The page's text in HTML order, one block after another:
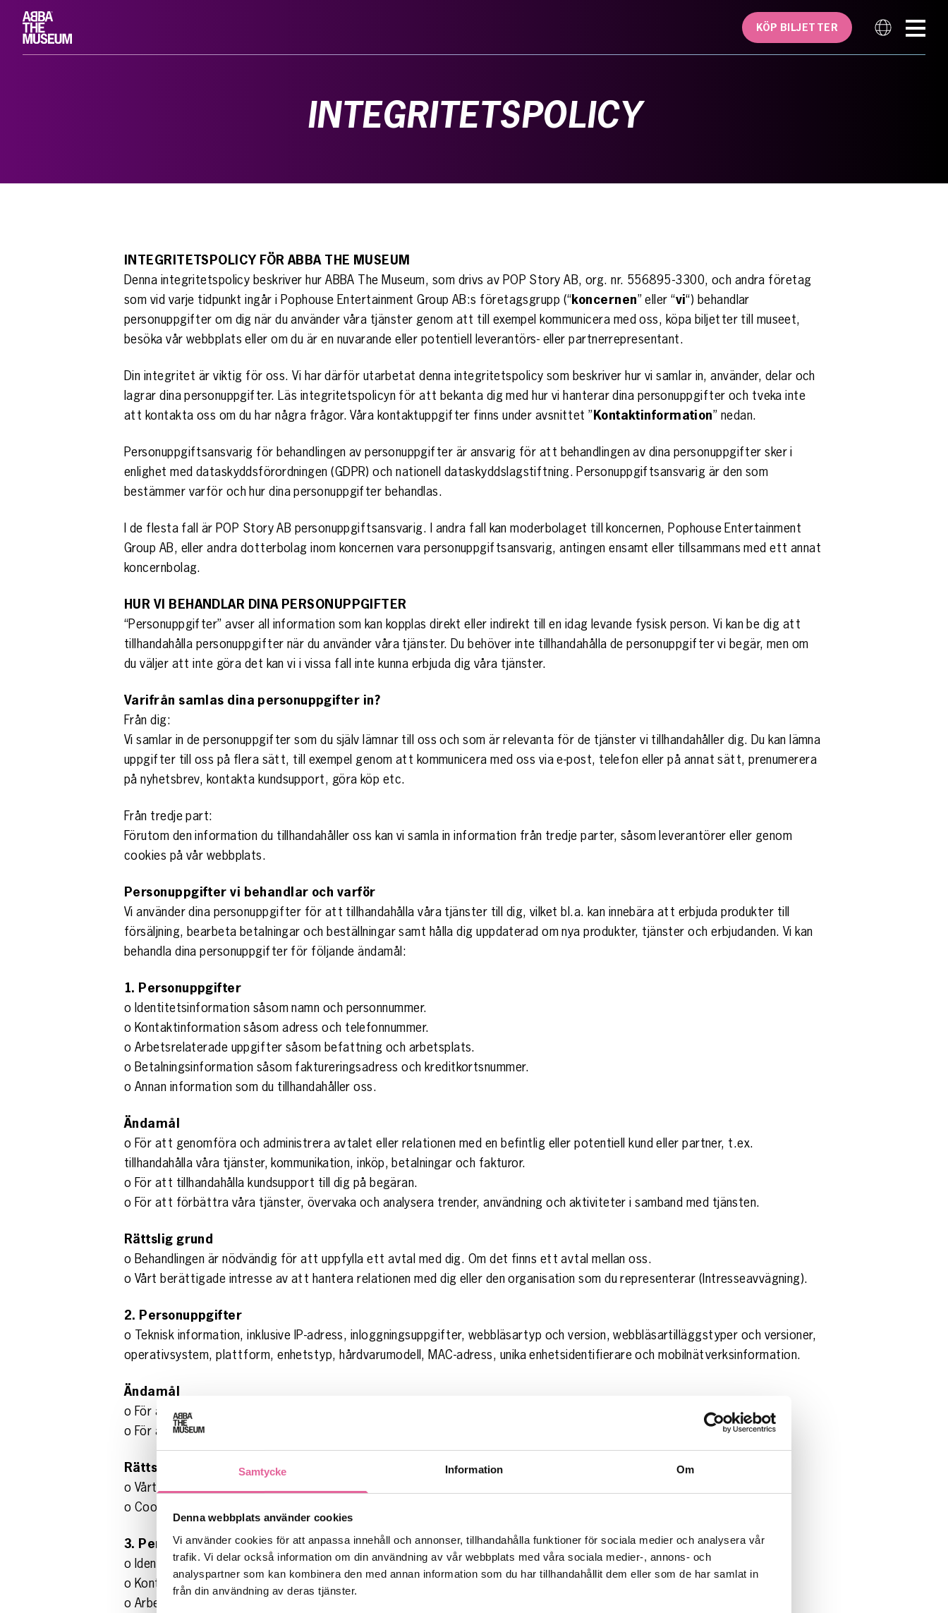
Samtycke Information Om
Denna webbplats använder cookies
Vi använder cookies för att anpassa innehåll och annonser, tillhandahålla funktioner för sociala medier och analysera vår
trafik. Vi delar också information om din användning av vår webbplats med våra sociala medier-, annons- och
analyspartner som kan kombinera den med annan information som du har tillhandahållit dem eller som de har samlat in
från din användning av deras tjänster.
KÖP BILJETTER
INTEGRITETSPOLICY
INTEGRITETSPOLICY FÖR ABBA THE MUSEUM
Denna integritetspolicy beskriver hur ABBA The Museum, som drivs av POP Story AB, org. nr. 556895-3300, och andra företag
som vid varje tidpunkt ingår i Pophouse Entertainment Group AB:s företagsgrupp (“koncernen” eller “vi“) behandlar
personuppgifter om dig när du använder våra tjänster genom att till exempel kommunicera med oss, köpa biljetter till museet,
besöka vår webbplats eller om du är en nuvarande eller potentiell leverantörs- eller partnerrepresentant.
Din integritet är viktig för oss. Vi har därför utarbetat denna integritetspolicy som beskriver hur vi samlar in, använder, delar och
lagrar dina personuppgifter. Läs integritetspolicyn för att bekanta dig med hur vi hanterar dina personuppgifter och tveka inte
att kontakta oss om du har några frågor. Våra kontaktuppgifter finns under avsnittet ” Kontaktinformation” nedan.
Personuppgiftsansvarig för behandlingen av personuppgifter är ansvarig för att behandlingen av dina personuppgifter sker i
enlighet med dataskyddsförordningen (GDPR) och nationell dataskyddslagstiftning. Personuppgiftsansvarig är den som
bestämmer varför och hur dina personuppgifter behandlas.
I de flesta fall är POP Story AB personuppgiftsansvarig. I andra fall kan moderbolaget till koncernen, Pophouse Entertainment
Group AB, eller andra dotterbolag inom koncernen vara personuppgiftsansvarig, antingen ensamt eller tillsammans med ett annat
koncernbolag.
HUR VI BEHANDLAR DINA PERSONUPPGIFTER
“Personuppgifter” avser all information som kan kopplas direkt eller indirekt till en idag levande fysisk person. Vi kan be dig att
tillhandahålla personuppgifter när du använder våra tjänster. Du behöver inte tillhandahålla de personuppgifter vi begär, men om
du väljer att inte göra det kan vi i vissa fall inte kunna erbjuda dig våra tjänster.
Varifrån samlas dina personuppgifter in?
Från dig:
Vi samlar in de personuppgifter som du själv lämnar till oss och som är relevanta för de tjänster vi tillhandahåller dig. Du kan lämna
uppgifter till oss på flera sätt, till exempel genom att kommunicera med oss via e-post, telefon eller på annat sätt, prenumerera
på nyhetsbrev, kontakta kundsupport, göra köp etc.
Från tredje part:
Förutom den information du tillhandahåller oss kan vi samla in information från tredje parter, såsom leverantörer eller genom
cookies på vår webbplats.
Personuppgifter vi behandlar och varför
Vi använder dina personuppgifter för att tillhandahålla våra tjänster till dig, vilket bl.a. kan innebära att erbjuda produkter till
försäljning, bearbeta betalningar och beställningar samt hålla dig uppdaterad om nya produkter, tjänster och erbjudanden. Vi kan
behandla dina personuppgifter för följande ändamål:
1. Personuppgifter
o Identitetsinformation såsom namn och personnummer.
o Kontaktinformation såsom adress och telefonnummer.
o Arbetsrelaterade uppgifter såsom befattning och arbetsplats.
o Betalningsinformation såsom faktureringsadress och kreditkortsnummer.
o Annan information som du tillhandahåller oss.
Ändamål
o För att genomföra och administrera avtalet eller relationen med en befintlig eller potentiell kund eller partner, t.ex.
tillhandahålla våra tjänster, kommunikation, inköp, betalningar och fakturor.
o För att tillhandahålla kundsupport till dig på begäran.
o För att förbättra våra tjänster, övervaka och analysera trender, användning och aktiviteter i samband med tjänsten.
Rättslig grund
o Behandlingen är nödvändig för att uppfylla ett avtal med dig. Om det finns ett avtal mellan oss.
o Vårt berättigade intresse av att hantera relationen med dig eller den organisation som du representerar (Intresseavvägning).
2. Personuppgifter
o Teknisk information, inklusive IP-adress, inloggningsuppgifter, webbläsartyp och version, webbläsartilläggstyper och versioner,
operativsystem, plattform, enhetstyp, hårdvarumodell, MAC-adress, unika enhetsidentifierare och mobilnätverksinformation.
Ändamål
o För att säkerställa vår webbplats funktionalitet.
o För att utveckla och analysera vår webbplats baserat på hur den används, för att analysera ditt online beteende.
Rättslig grund
o Vårt berättigade intresse av att tillhandahålla och utveckla vår webbplats (Intresseavvägning).
o Cookies som inte är strikt nödvändiga används med ditt samtycke (Samtycke).
3. Personuppgifter
o Identitetsinformation såsom namn.
o Kontaktinformation såsom adress och telefonnummer.
o Arbetsrelaterade uppgifter såsom befattning och arbetsplats.